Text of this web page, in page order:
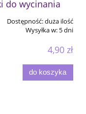
do wycinania
Dostępność:duża ilość
Wysyłka w: 5 dni
4,90 zł
do koszyka